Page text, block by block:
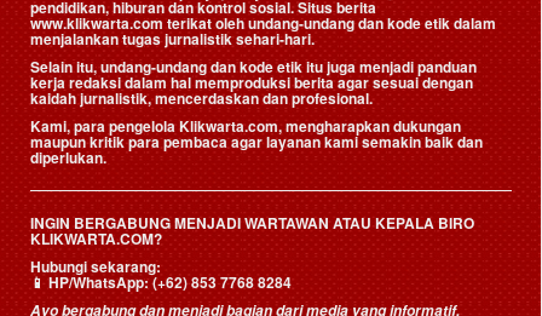
pendidikan, hiburan dan kontrol sosial. Situs berita
www.klikwarta.com terikat oleh undang-undang dan kode etik dalam
menjalankan tugas jurnalistik sehari-hari.
Selain itu, undang-undang dan kode etik itu juga menjadi panduan
kerja redaksi dalam hal memproduksi berita agar sesuai dengan
kaidah jurnalistik, mencerdaskan dan profesional.
Kami, para pengelola Klikwarta.com, mengharapkan dukungan
maupun kritik para pembaca agar layanan kami semakin baik dan
diperlukan.
INGIN BERGABUNG MENJADI WARTAWAN ATAU KEPALA BIRO
KLIKWARTA.COM?
Hubungi sekarang:
📱HP/WhatsApp:(+62) 853 7768 8284
Ayo bergabung dan menjadi bagian dari media yang informatif,